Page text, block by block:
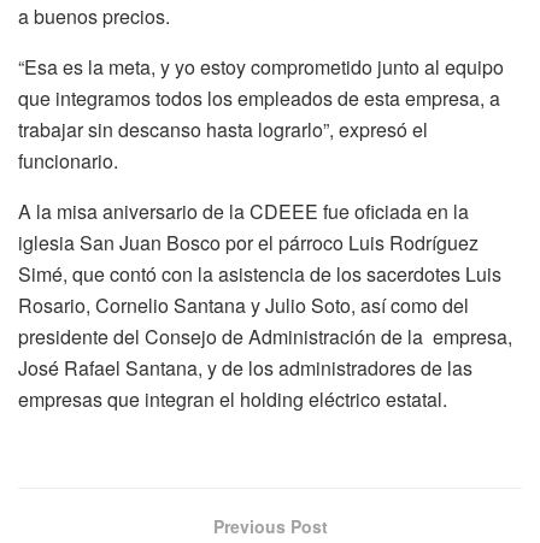
a buenos precios.
“Esa es la meta, y yo estoy comprometido junto al equipo
que integramos todos los empleados de esta empresa, a
trabajar sin descanso hasta lograrlo”, expresó el
funcionario.
A la misa aniversario de la CDEEE fue oficiada en la
iglesia San Juan Bosco por el párroco Luis Rodríguez
Simé, que contó con la asistencia de los sacerdotes Luis
Rosario, Cornelio Santana y Julio Soto, así como del
presidente del Consejo de Administración de la empresa,
José Rafael Santana, y de los administradores de las
empresas que integran el holding eléctrico estatal.
Previous Post